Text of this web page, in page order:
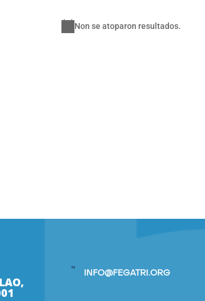
Notice
Non se atoparon resultados.
INFO@FEGATRI.ORG